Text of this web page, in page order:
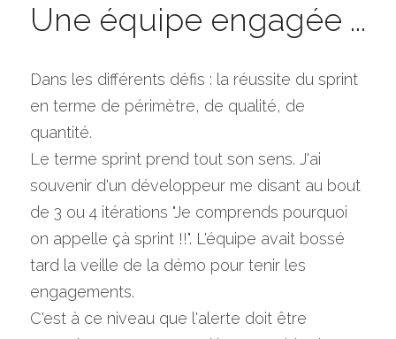
Une équipe engagée ...
Dans les différents défis : la réussite du sprint
en terme de périmètre, de qualité, de
quantité.
Le terme sprint prend tout son sens. J'ai
souvenir d'un développeur me disant au bout
de 3 ou 4 itérations "Je comprends pourquoi
on appelle çà sprint !!". L'équipe avait bossé
tard la veille de la démo pour tenir les
engagements.
C'est à ce niveau que l'alerte doit être